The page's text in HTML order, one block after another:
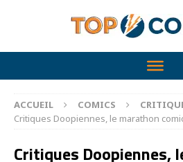
ACCUEIL COMICS
Critiques Doopiennes, le marathon
Critiques Doopiennes,